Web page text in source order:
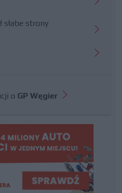
słabe strony
o GP Węgier